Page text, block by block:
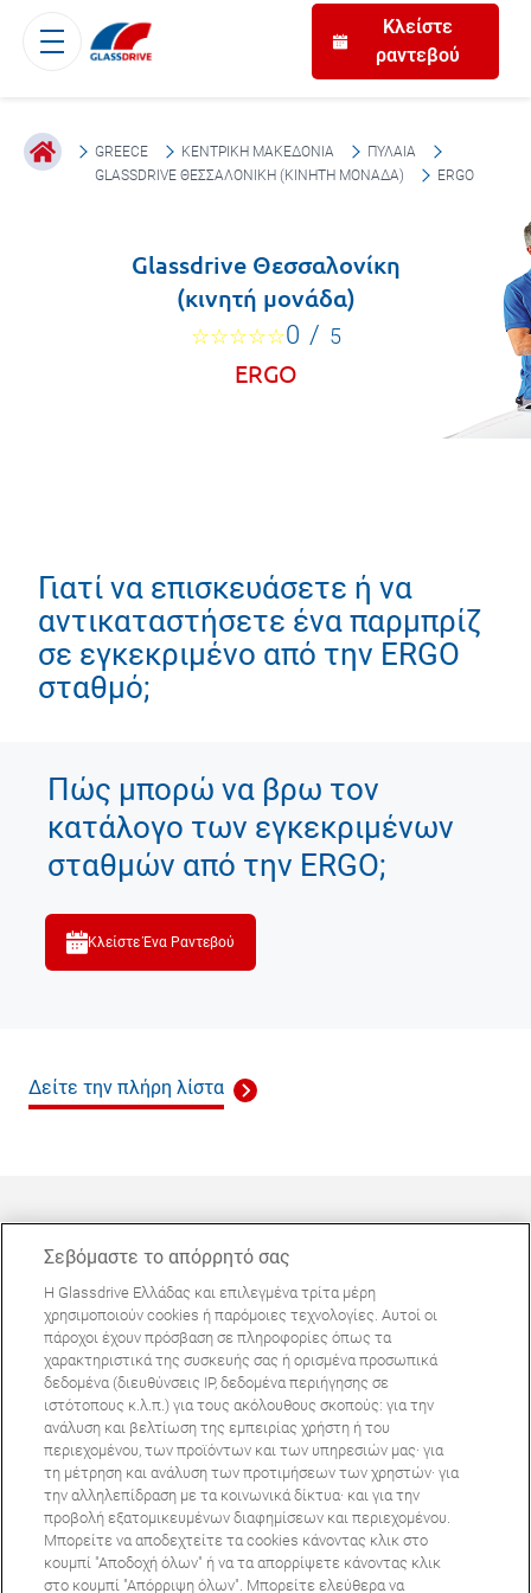
Κλείστε
ραντεβού
GREECE ΚΕΝΤΡΙΚΉ ΜΑΚΕΔΟΝΊΑ
ΠΥΛΑΊΑ
GLASSDRIVE ΘΕΣΣΑΛΟΝΊΚΗ (ΚΙΝΗΤΉ ΜΟΝΆΔΑ)
ERGO
Glassdrive Θεσσαλονίκη
(κινητή μονάδα)
0 / 5
ERGO
Γιατί να επισκευάσετε ή να
αντικαταστήσετε ένα παρμπρίζ
σε εγκεκριμένο από την ERGO
σταθμό;
Πώς μπορώ να βρω τον
κατάλογο των εγκεκριμένων
σταθμών από την ERGO;
Κλείστε Ένα Ραντεβού
Δείτε την πλήρη λίστα
ΜΠΟΡΕΊ ΝΑ ΣΑΣ ΕΝΔΙΑΦΈΡΕΙ
Συχνές ερωτήσεις
Σχετικά με εμάς
Πανευρωπαϊκό δίκτυο
Όροι Χρήσης ΙστοτόπουΠολιτική Απορρήτου
© Copyright 2024 Glassdrive. All rights reserved | 2024
Σεβόμαστε το απόρρητό σας
Η Glassdrive Ελλάδας και επιλεγμένα τρίτα μέρη
χρησιμοποιούν cookies ή παρόμοιες τεχνολογίες. Αυτοί οι
πάροχοι έχουν πρόσβαση σε πληροφορίες όπως τα
χαρακτηριστικά της συσκευής σας ή ορισμένα προσωπικά
δεδομένα (διευθύνσεις IP, δεδομένα περιήγησης σε
ιστότοπους κ.λ.π.) για τους ακόλουθους σκοπούς: για την
ανάλυση και βελτίωση της εμπειρίας χρήστη ή του
περιεχομένου, των προϊόντων και των υπηρεσιών μας· για
τη μέτρηση και ανάλυση των προτιμήσεων των χρηστών· για
την αλληλεπίδραση με τα κοινωνικά δίκτυα· και για την
προβολή εξατομικευμένων διαφημίσεων και περιεχομένου.
Μπορείτε να αποδεχτείτε τα cookies κάνοντας κλικ στο
κουμπί "Αποδοχή όλων" ή να τα απορρίψετε κάνοντας κλικ
στο κουμπί "Απόρριψη όλων". Μπορείτε ελεύθερα να